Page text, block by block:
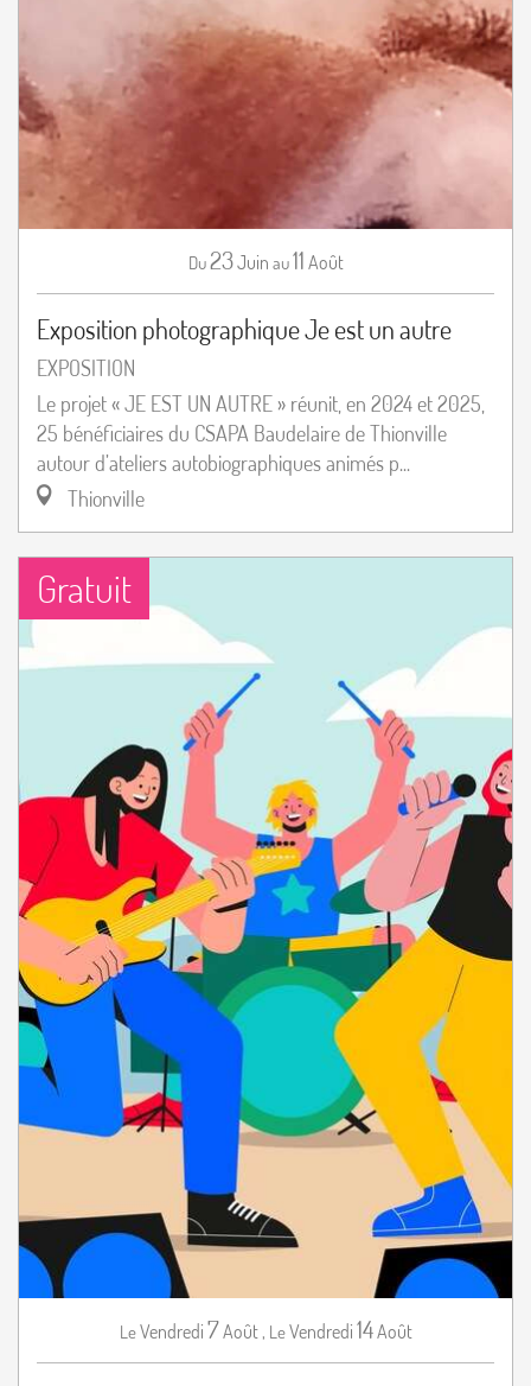
Du23Juin au11 Août
Exposition photographique Je est un autre
EXPOSITION
Le projet « JE EST UN AUTRE » réunit, en 2024 et 2025,
25 bénéficiaires du CSAPA Baudelaire de Thionville
autour d’ateliers autobiographiques animés p...
Thionville
Gratuit
LeVendredi 7Août, LeVendredi 14Août